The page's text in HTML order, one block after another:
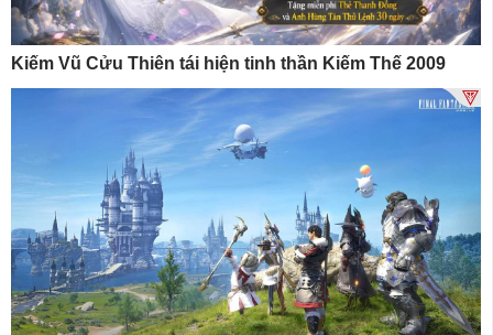
Kiếm Vũ Cửu Thiên tái hiện tinh thần Kiếm Thế 2009